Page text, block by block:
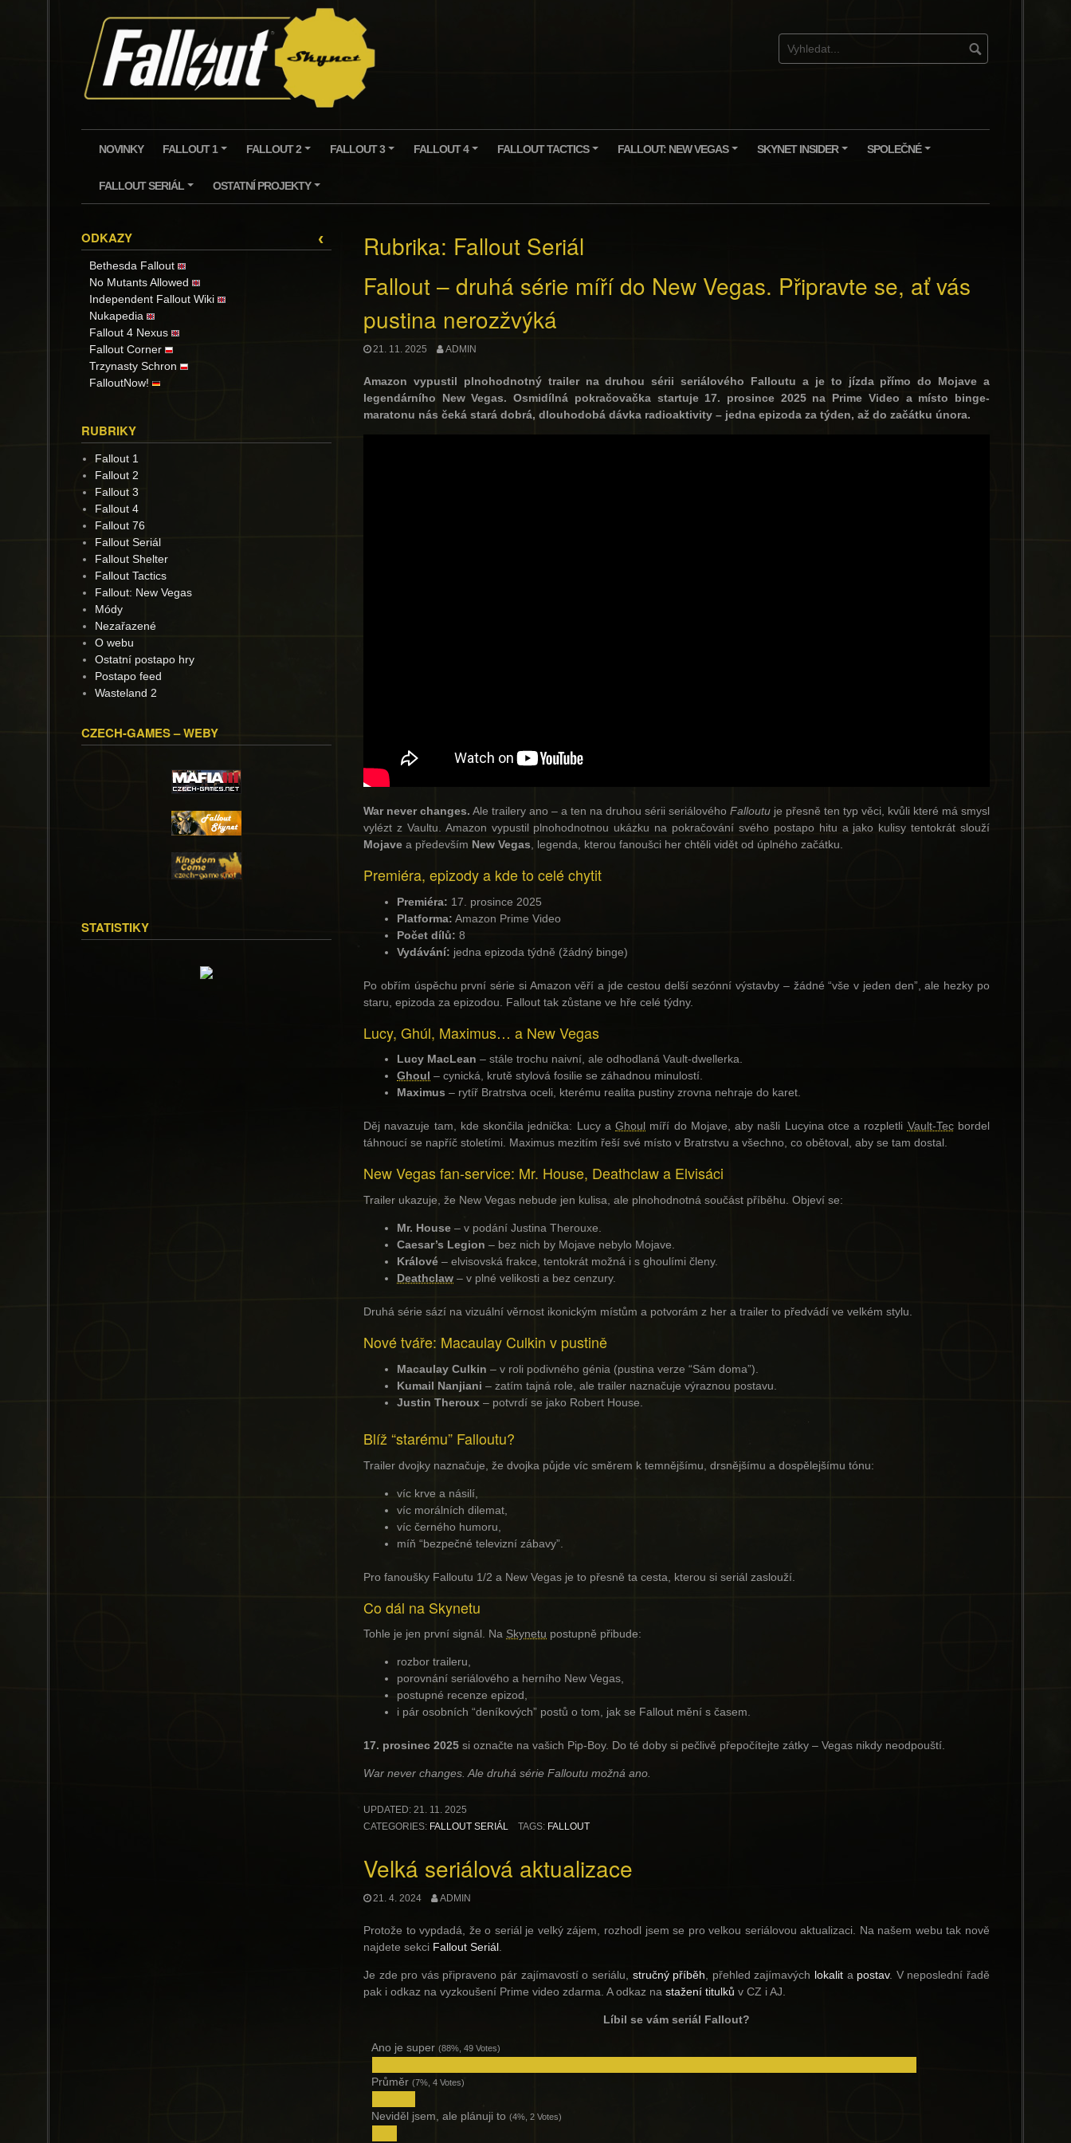
NOVINKY FALLOUT 1 FALLOUT 2 FALLOUT 3 FALLOUT 4 FALLOUT TACTICS FALLOUT: NEW VEGAS SKYNET INSIDER SPOLEČNÉ
+
FALLOUT SERIÁL
+
OSTATNÍ PROJEKTY
Rubrika: Fallout Seriál
Fallout – druhá série míří do New Vegas. Připravte se, ať vás
pustina nerozžvýká
21. 11. 2025 ADMIN
Amazon vypustil plnohodnotný trailer na druhou sérii seriálového Falloutu a je to jízda přímo do Mojave a
legendárního New Vegas. Osmidílná pokračovačka startuje 17. prosince 2025 na Prime Video a místo binge-
maratonu nás čeká stará dobrá, dlouhodobá dávka radioaktivity – jedna epizoda za týden, až do začátku února.
War never changes. Ale trailery ano – a ten na druhou sérii seriálového Falloutu je přesně ten typ věci, kvůli které má smysl
vylézt z Vaultu. Amazon vypustil plnohodnotnou ukázku na pokračování svého postapo hitu a jako kulisy tentokrát slouží
Mojave a především New Vegas , legenda, kterou fanoušci her chtěli vidět od úplného začátku.
Premiéra, epizody a kde to celé chytit
Premiéra: 17. prosince 2025
Platforma: Amazon Prime Video
Počet dílů: 8
Vydávání: jedna epizoda týdně (žádný binge)
Po obřím úspěchu první série si Amazon věří a jde cestou delší sezónní výstavby – žádné “vše v jeden den”, ale hezky po
staru, epizoda za epizodou. Fallout tak zůstane ve hře celé týdny.
Lucy, Ghúl, Maximus… a New Vegas
Lucy MacLean – stále trochu naivní, ale odhodlaná Vault-dwellerka.
Ghoul – cynická, krutě stylová fosilie se záhadnou minulostí.
Maximus – rytíř Bratrstva oceli, kterému realita pustiny zrovna nehraje do karet.
Děj navazuje tam, kde skončila jednička: Lucy aGhoul míří do Mojave, aby našli Lucyina otce a rozpletli Vault-Tecbordel
táhnoucí se napříč stoletími. Maximus mezitím řeší své místo v Bratrstvu a všechno, co obětoval, aby se tam dostal.
New Vegas fan-service: Mr. House, Deathclaw a Elvisáci
Trailer ukazuje, že New Vegas nebude jen kulisa, ale plnohodnotná součást příběhu. Objeví se:
Mr. House – v podání Justina Therouxe.
Caesar’s Legion – bez nich by Mojave nebylo Mojave.
Králové – elvisovská frakce, tentokrát možná i s ghoulími členy.
Deathclaw – v plné velikosti a bez cenzury.
Druhá série sází na vizuální věrnost ikonickým místům a potvorám z her a trailer to předvádí ve velkém stylu.
Nové tváře: Macaulay Culkin v pustině
Macaulay Culkin – v roli podivného génia (pustina verze “Sám doma”).
Kumail Nanjiani – zatím tajná role, ale trailer naznačuje výraznou postavu.
Justin Theroux – potvrdí se jako Robert House.
Blíž “starému” Falloutu?
Trailer dvojky naznačuje, že dvojka půjde víc směrem k temnějšímu, drsnějšímu a dospělejšímu tónu:
víc krve a násilí,
víc morálních dilemat,
víc černého humoru,
míň “bezpečné televizní zábavy”.
Pro fanoušky Falloutu 1/2 a New Vegas je to přesně ta cesta, kterou si seriál zaslouží.
Co dál na Skynetu
Tohle je jen první signál. Na Skynetu postupně přibude:
rozbor traileru,
porovnání seriálového a herního New Vegas,
postupné recenze epizod,
i pár osobních “deníkových” postů o tom, jak se Fallout mění s časem.
17. prosinec 2025 si označte na vašich Pip-Boy. Do té doby si pečlivě přepočítejte zátky – Vegas nikdy neodpouští.
War never changes. Ale druhá série Falloutu možná ano.
UPDATED: 21. 11. 2025
CATEGORIES: FALLOUT SERIÁL TAGS: FALLOUT
Velká seriálová aktualizace
21. 4. 2024 ADMIN
Protože to vypdadá, že o seriál je velký zájem, rozhodl jsem se pro velkou seriálovou aktualizaci. Na našem webu tak nově
najdete sekci Fallout Seriál
Je zde pro vás připraveno pár zajímavostí o seriálu, stručný příběh , přehled zajímavých lokalita postav. V neposlední řadě
pak i odkaz na vyzkoušení Prime video zdarma. A odkaz na stažení titulků v CZ i AJ.
Líbil se vám seriál Fallout?
Ano je super (88%, 49 Votes)
Průměr (7%, 4 Votes)
Neviděl jsem, ale plánuji to (4%, 2 Votes)
‹
ODKAZY
Bethesda Fallout
No Mutants Allowed
Independent Fallout Wiki
Nukapedia
Fallout 4 Nexus
Fallout Corner
Trzynasty Schron
FalloutNow!
RUBRIKY
Fallout 1
Fallout 2
Fallout 3
Fallout 4
Fallout 76
Fallout Seriál
Fallout Shelter
Fallout Tactics
Fallout: New Vegas
Módy
Nezařazené
O webu
Ostatní postapo hry
Postapo feed
Wasteland 2
CZECH-GAMES – WEBY
STATISTIKY